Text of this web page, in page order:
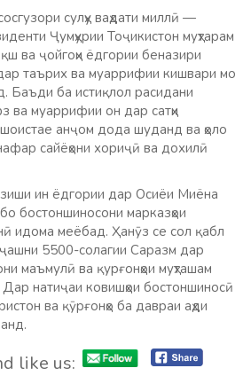
сулҳу ваҳдати миллӣ —
Ҷумҳурии Тоҷикистон муҳтарам
ва ҷойгоҳи ёдгории беназири
таърих ва муаррифии кишвари мо
Баъди ба истиқлол расидани
ва муаррифии он дар сатҳи
анҷом дода шуданд ва ҳоло
сайёҳони хориҷӣ ва дохилӣ
ин ёдгории дар Осиёи Миёна
бостоншиносони марказҳои
идома меёбад. Ҳанӯз се сол қабл
5500-солагии Саразм дар
маъмулӣ ва қурғонҳои муҳташам
натиҷаи ковишҳои бостоншиносӣ
ва қӯрғонҳо ба давраи аҳди
like us: